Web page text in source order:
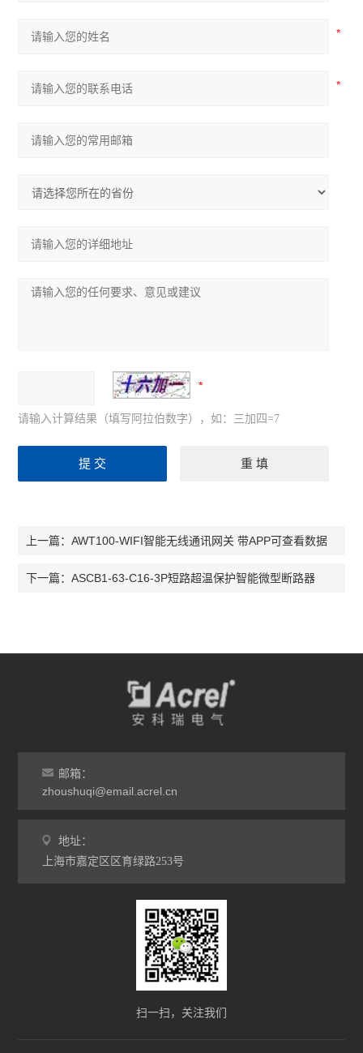
请输入计算结果（填写阿拉伯数字），如：三加四=7
上一篇：AWT100-WIFI智能无线通讯网关 带APP可查看数据
下一篇：ASCB1-63-C16-3P短路超温保护智能微型断路器
邮箱：
zhoushuqi@email.acrel.cn
地址：
上海市嘉定区区育绿路253号
扫一扫，关注我们